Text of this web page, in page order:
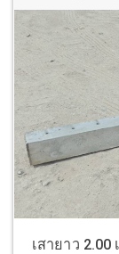
เสายาว